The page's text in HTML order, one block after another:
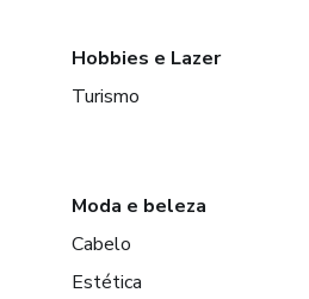
Hobbies e Lazer
Turismo
Moda e beleza
Cabelo
Estética